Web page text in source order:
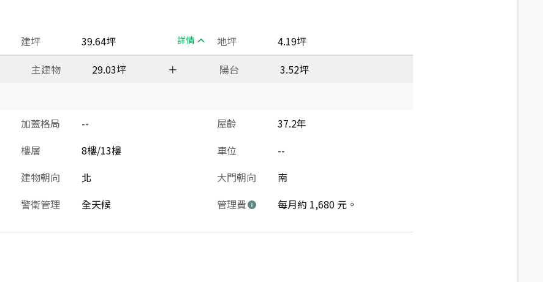
建坪 39.64坪 詳情 地坪
4.19坪
主建物 29.03坪 ＋ 陽台
3.52坪
加蓋格局 -- 屋齡
37.2年
樓層 8樓/13樓 車位
--
建物朝向 北 大門朝向
南
警衛管理 全天候 管理費 每月約 1,680 元。